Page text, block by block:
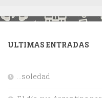
ULTIMAS ENTRADAS
…soledad